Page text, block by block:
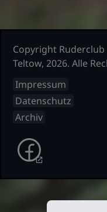
Copyright
Teltow, 2026. Alle
Impressum
Datenschutz
Archiv